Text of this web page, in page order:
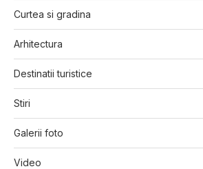
Curtea si gradina
Arhitectura
Destinatii turistice
Stiri
Galerii foto
Video